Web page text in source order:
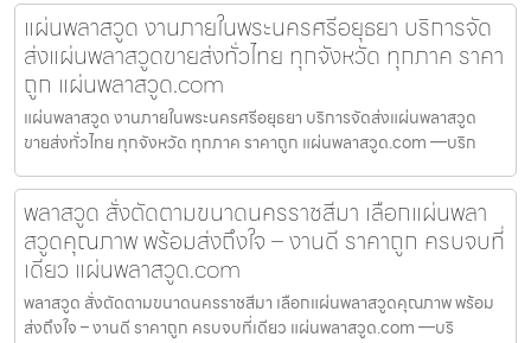
แผ่นพลาสวูด งานภายในพระนครศรีอยุธยา บริการจัด
ส่งแผ่นพลาสวูดขายส่งทั่วไทย ทุกจังหวัด ทุกภาค ราคา
ถูก แผ่นพลาสวูด.com
แผ่นพลาสวูด งานภายในพระนครศรีอยุธยา บริการจัดส่งแผ่นพลาสวูด
ขายส่งทั่วไทย ทุกจังหวัด ทุกภาค ราคาถูก แผ่นพลาสวูด.com —บริก
พลาสวูด สั่งตัดตามขนาดนครราชสีมา เลือกแผ่นพลา
สวูดคุณภาพ พร้อมส่งถึงใจ – งานดี ราคาถูก ครบจบที่
เดียว แผ่นพลาสวูด.com
พลาสวูด สั่งตัดตามขนาดนครราชสีมา เลือกแผ่นพลาสวูดคุณภาพ พร้อม
ส่งถึงใจ – งานดี ราคาถูก ครบจบที่เดียว แผ่นพลาสวูด.com —บริ